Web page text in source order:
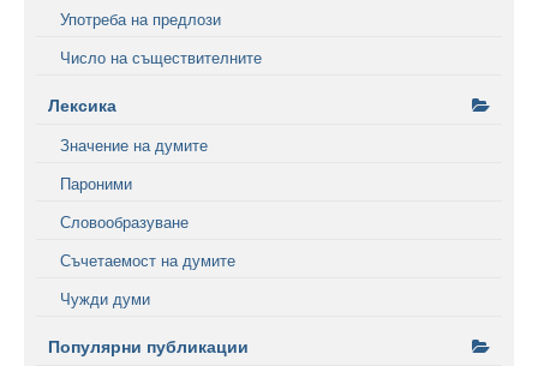
Употреба на предлози
Число на съществителните
Лексика
Значение на думите
Пароними
Словообразуване
Съчетаемост на думите
Чужди думи
Популярни публикации